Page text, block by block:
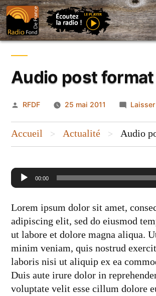
Aller
au
contenu
Audio post format
Publié
RFDF 25 mai 2011
Accueil > Actualité > Audio
Lecteur
audio
00:00
Lorem ipsum dolor sit amet,
adipiscing elit, sed do eiusmod
ut labore et dolore magna aliqua.
minim veniam, quis nostrud
laboris nisi ut aliquip ex ea
Duis aute irure dolor in
voluptate velit esse cillum dolore